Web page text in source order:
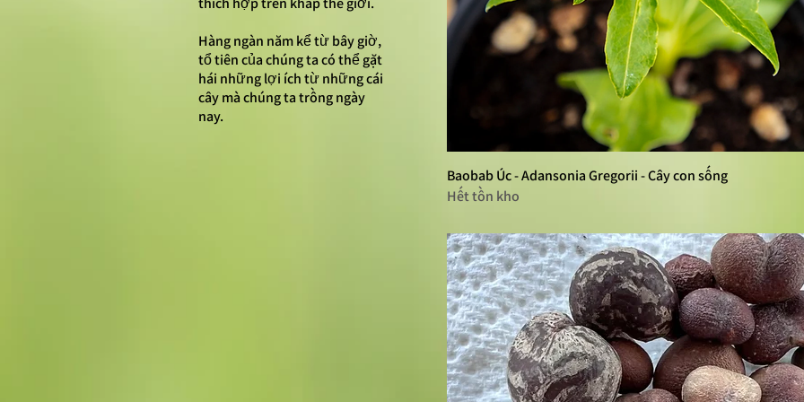
Hàng ngàn năm kể từ bây giờ,
tổ tiên của chúng ta có thể gặt
hái những lợi ích từ những cái
cây mà chúng ta trồng ngày
nay.
Xem nhanh
Baobab Úc - Adansonia Gregorii - Cây con sống
Hết tồn kho